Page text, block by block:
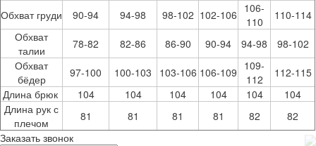
Обхват груди 90-94 94-98 98-102 102-106 106-
110
110-114
Обхват
талии
78-82 82-86 86-90 90-94 94-98
98-102
Обхват
бёдер
97-100 100-103 103-106 106-109 109-
112
112-115
Длина брюк
104 104 104 104 104
104
Длина рук с
плечом
81 81 81 81 82
82
Заказать звонок